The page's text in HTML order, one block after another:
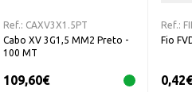
Ref.: CAXV3X1.5PT
Cabo XV 3G1,5 MM2 Preto -
100 MT
109,60€
Ref.:
Fio
0,42€